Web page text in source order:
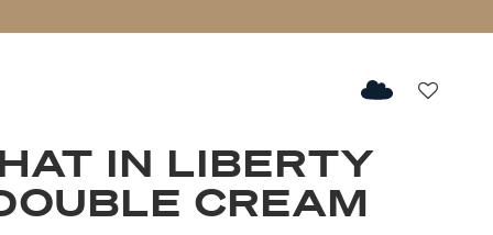
IN LIBERTY
CREAM